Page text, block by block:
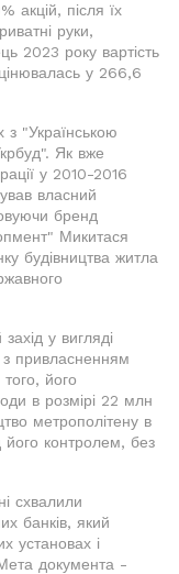
акцій, після їх
руки,
2023 року вартість
у 266,6
з "Українською
Як вже
у 2010-2016
власний
бренд
Микитася
будівництва житла
у вигляді
привласненням
його
в розмірі 22 млн
метрополітену в
його контролем, без
схвалили
банків, який
установах і
документа -